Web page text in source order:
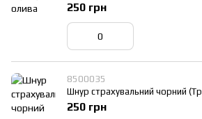
250 грн
8500035
Шнур страхувальний чорний
250 грн